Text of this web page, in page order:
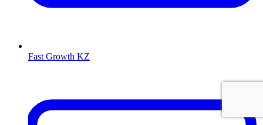
Fast Growth KZ